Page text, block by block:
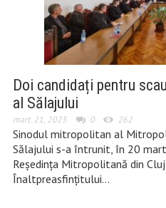
Doi candidați pentru
al Sălajului
mart. 21, 2025 0 262
Sinodul mitropolitan al
Sălajului s-a întrunit, în 20
Reședința Mitropolitană din
Înaltpreasfințitului…